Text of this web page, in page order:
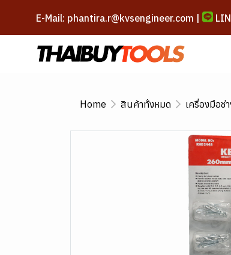
E-Mail: phantira.r@kvsengineer.com |
Home สินค้าทั้งหมด เครื่องมือช่